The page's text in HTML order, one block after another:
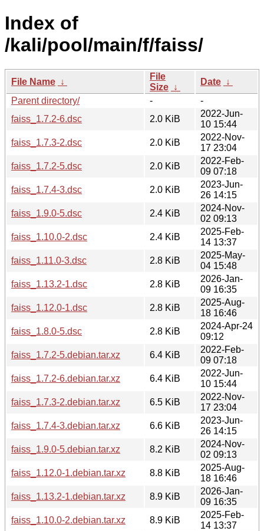
Index of
/kali/pool/main/f/faiss/
File Name ↓
File
Size ↓
Date ↓
Parent directory/
-
-
faiss_1.7.2-6.dsc
2.0 KiB
2022-Jun-
10 15:44
faiss_1.7.3-2.dsc
2.0 KiB
2022-Nov-
17 23:04
faiss_1.7.2-5.dsc
2.0 KiB
2022-Feb-
09 07:18
faiss_1.7.4-3.dsc
2.0 KiB
2023-Jun-
26 14:15
faiss_1.9.0-5.dsc
2.4 KiB
2024-Nov-
02 09:13
faiss_1.10.0-2.dsc
2.4 KiB
2025-Feb-
14 13:37
faiss_1.11.0-3.dsc
2.8 KiB
2025-May-
04 15:48
faiss_1.13.2-1.dsc
2.8 KiB
2026-Jan-
09 16:35
faiss_1.12.0-1.dsc
2.8 KiB
2025-Aug-
18 16:46
faiss_1.8.0-5.dsc
2.8 KiB
2024-Apr-24
09:12
faiss_1.7.2-5.debian.tar.xz
6.4 KiB
2022-Feb-
09 07:18
faiss_1.7.2-6.debian.tar.xz
6.4 KiB
2022-Jun-
10 15:44
faiss_1.7.3-2.debian.tar.xz
6.5 KiB
2022-Nov-
17 23:04
faiss_1.7.4-3.debian.tar.xz
6.6 KiB
2023-Jun-
26 14:15
faiss_1.9.0-5.debian.tar.xz
8.2 KiB
2024-Nov-
02 09:13
faiss_1.12.0-1.debian.tar.xz
8.8 KiB
2025-Aug-
18 16:46
faiss_1.13.2-1.debian.tar.xz
8.9 KiB
2026-Jan-
09 16:35
faiss_1.10.0-2.debian.tar.xz
8.9 KiB
2025-Feb-
14 13:37